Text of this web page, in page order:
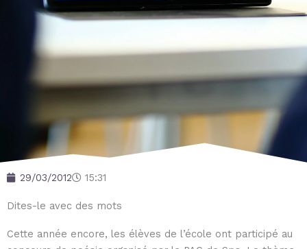
29/03/2012 15:31
Dites-le avec des mots
Cette année encore, les élèves de l’école ont participé au